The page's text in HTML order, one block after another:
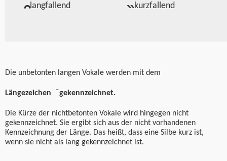
langfallend kurzfallend
Die unbetonten langen Vokale werden mit dem
Längezeichen gekennzeichnet.
Die Kürze der nichtbetonten Vokale wird hingegen nicht
gekennzeichnet. Sie ergibt sich aus der nicht vorhandenen
Kennzeichnung der Länge. Das heißt, dass eine Silbe kurz ist,
wenn sie nicht als lang gekennzeichnet ist.